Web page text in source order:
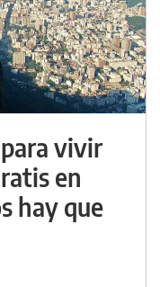
vivir
en
hay que